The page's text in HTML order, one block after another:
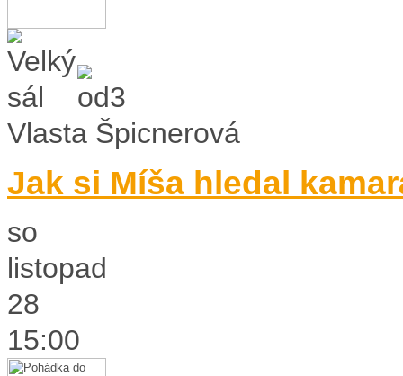
Vlasta Špicnerová
Jak si Míša hledal
so
listopad
28
15:00